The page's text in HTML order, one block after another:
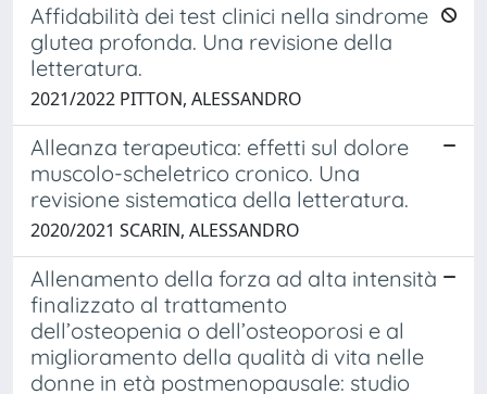
Affidabilità dei test clinici nella sindrome
glutea profonda. Una revisione della
letteratura.
2021/2022 PITTON, ALESSANDRO
Alleanza terapeutica: effetti sul dolore
muscolo-scheletrico cronico. Una
revisione sistematica della letteratura.
2020/2021 SCARIN, ALESSANDRO
Allenamento della forza ad alta intensità
finalizzato al trattamento
dell’osteopenia o dell’osteoporosi e al
miglioramento della qualità di vita nelle
donne in età postmenopausale: studio